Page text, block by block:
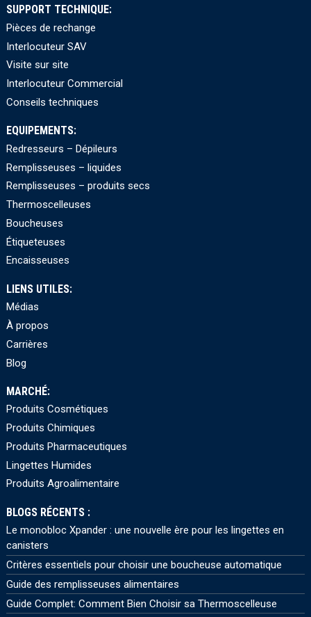
SUPPORT TECHNIQUE:
Pièces de rechange
Interlocuteur SAV
Visite sur site
Interlocuteur Commercial
Conseils techniques
EQUIPEMENTS:
Redresseurs – Dépileurs
Remplisseuses – liquides
Remplisseuses – produits secs
Thermoscelleuses
Boucheuses
Étiqueteuses
Encaisseuses
LIENS UTILES:
Médias
À propos
Carrières
Blog
MARCHÉ:
Produits Cosmétiques
Produits Chimiques
Produits Pharmaceutiques
Lingettes Humides
Produits Agroalimentaire
BLOGS RÉCENTS :
Le monobloc Xpander : une nouvelle ère pour les lingettes en
canisters
Critères essentiels pour choisir une boucheuse automatique
Guide des remplisseuses alimentaires
Guide Complet: Comment Bien Choisir sa Thermoscelleuse